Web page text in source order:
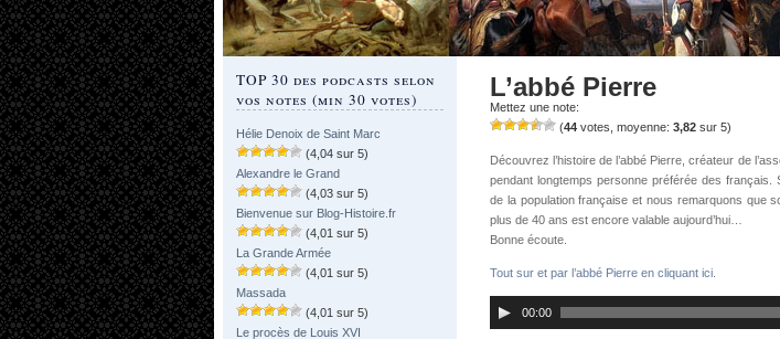
TOP 30 des podcasts selon
vos notes (min 30 votes)
Hélie Denoix de Saint Marc
(4,04 sur 5)
Alexandre le Grand
(4,03 sur 5)
Bienvenue sur Blog-Histoire.fr
(4,01 sur 5)
La Grande Armée
(4,01 sur 5)
Massada
(4,01 sur 5)
Le procès de Louis XVI
L’abbé Pierre
Mettez une note:
(44 votes, moyenne: 3,82 sur 5)
Découvrez l’histoire de l’abbé Pierre, créateur de
pendant longtemps personne préférée des français.
de la population française et nous remarquons que
plus de 40 ans est encore valable aujourd’hui…
Bonne écoute.
Tout sur et par l’abbé Pierre en cliquant ici.
00:00